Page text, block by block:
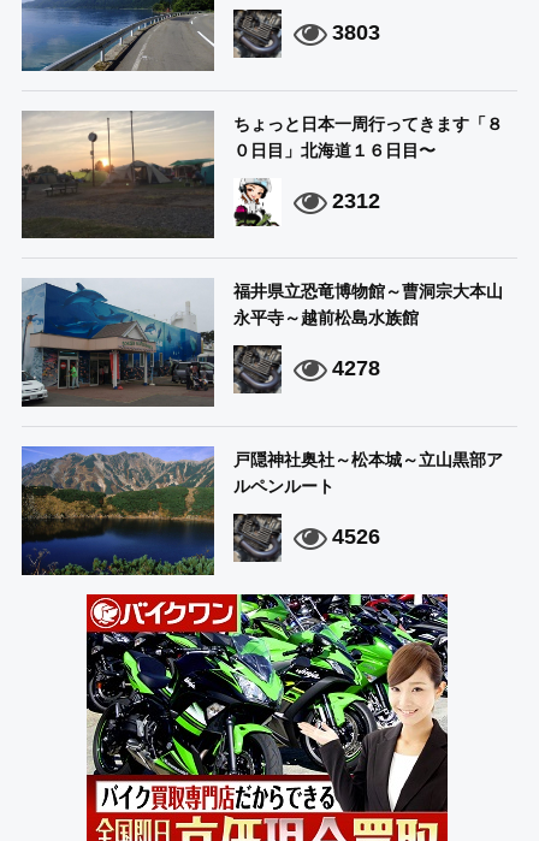
3803
ちょっと日本一周行ってきます「８
０日目」北海道１６日目〜
2312
福井県立恐竜博物館～曹洞宗大本山
永平寺～越前松島水族館
4278
戸隠神社奥社～松本城～立山黒部ア
ルペンルート
4526